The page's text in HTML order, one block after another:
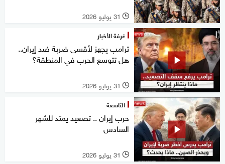
l 31 يوليو 2026
غرفة الأخبار
ترامب يجهز لأقسى ضربة ضد إيران..
هل تتوسع الحرب في المنطقة؟
l 31 يوليو 2026
التاسعة
حرب إيران .. تصعيد يمتد للشهر
السادس
l 31 يوليو 2026